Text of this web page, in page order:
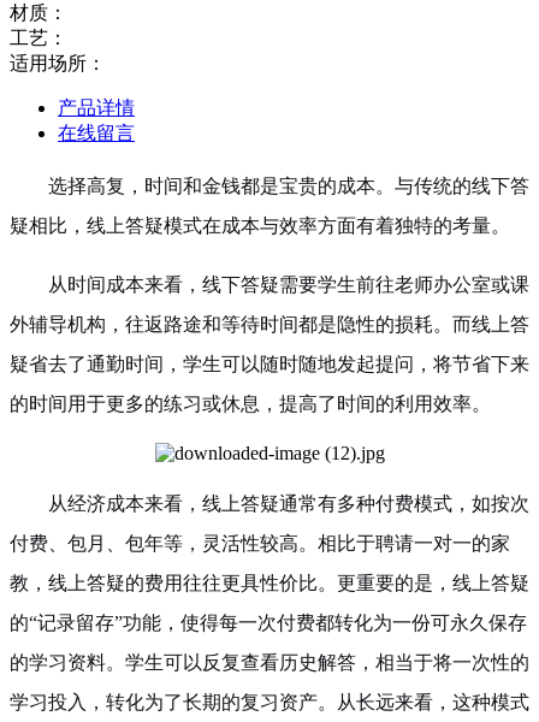
材质：
工艺：
适用场所：
产品详情
在线留言
选择高复，时间和金钱都是宝贵的成本。与传统的线下答
疑相比，线上答疑模式在成本与效率方面有着独特的考量。
从时间成本来看，线下答疑需要学生前往老师办公室或课
外辅导机构，往返路途和等待时间都是隐性的损耗。而线上答
疑省去了通勤时间，学生可以随时随地发起提问，将节省下来
的时间用于更多的练习或休息，提高了时间的利用效率。
从经济成本来看，线上答疑通常有多种付费模式，如按次
付费、包月、包年等，灵活性较高。相比于聘请一对一的家
教，线上答疑的费用往往更具性价比。更重要的是，线上答疑
的“记录留存”功能，使得每一次付费都转化为一份可永久保存
的学习资料。学生可以反复查看历史解答，相当于将一次性的
学习投入，转化为了长期的复习资产。从长远来看，这种模式